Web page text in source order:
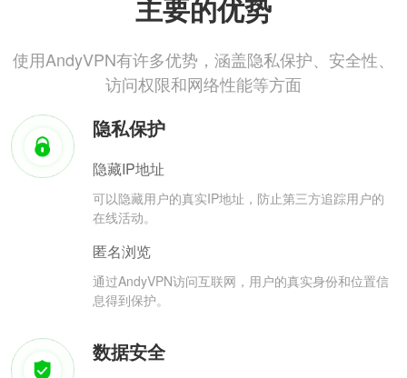
主要的优势
使用AndyVPN有许多优势，涵盖隐私保护、安全性、
访问权限和网络性能等方面
隐私保护
隐藏IP地址
可以隐藏用户的真实IP地址，防止第三方追踪用户的
在线活动。
匿名浏览
通过AndyVPN访问互联网，用户的真实身份和位置信
息得到保护。
数据安全